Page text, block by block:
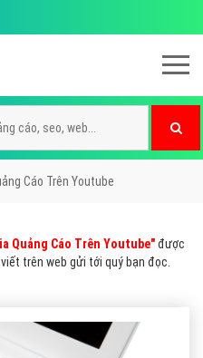
Cáo Trên Youtube
Quảng Cáo Trên Youtube"được
trên web gửi tới quý bạn đọc.